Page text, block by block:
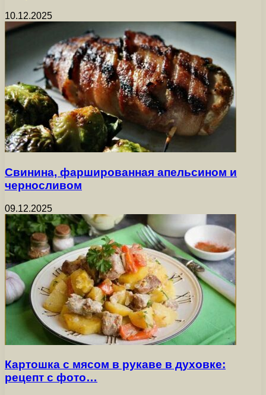
10.12.2025
Свинина, фаршированная апельсином и
черносливом
09.12.2025
Картошка с мясом в рукаве в духовке:
рецепт с фото…